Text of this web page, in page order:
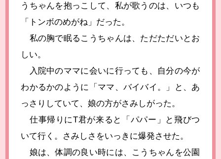
うちゃんを抱っこして、私が歌うのは、いつも
「トンボのめがね」だった。
私の胸で眠るこうちゃんは、ただただいとお
しい。
入院中のママに会いに行っても、自分の今が
わかるかのように「ママ、バイバイ。」と、あ
っさりしていて、娘の方がさみしがった。
仕事帰りにT君が来ると「パパー」と飛びつ
いて行く。さみしさをいっきに爆発させた。
娘は、体調の良い時には、こうちゃんを公園